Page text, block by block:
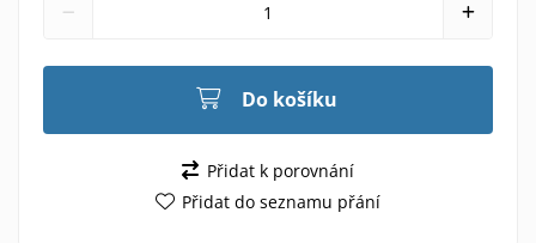
Do košíku
Přidat k porovnání
Přidat do seznamu přání